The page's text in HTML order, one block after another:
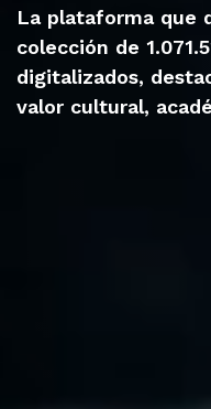
La plataforma que
colección de
digitalizados,
valor cultural,